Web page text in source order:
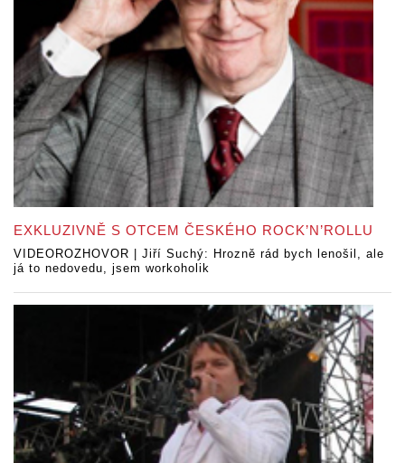
EXKLUZIVNĚ S OTCEM ČESKÉHO ROCK’N’ROLLU
VIDEOROZHOVOR | Jiří Suchý: Hrozně rád bych lenošil, ale
já to nedovedu, jsem workoholik